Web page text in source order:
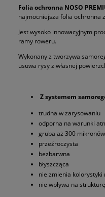
Folia ochronna NOSO
najmocniejsza folia ochronna
Jest wysoko innowacyjnym
ramy roweru.
Wykonany z tworzywa
usuwa rysy z własnej
Z systemem
trudna w zarysowaniu
odporna na warunki
gruba aż 300 mikronów
przeźroczysta
bezbarwna
błyszcząca
nie zmienia kolorystyki
nie wpływa na